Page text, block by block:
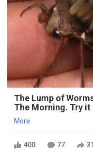
The Lump of
The Morning. Try it
More
400 77